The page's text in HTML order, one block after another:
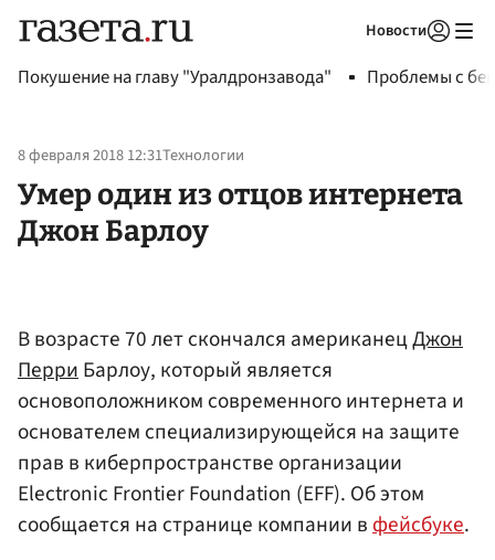
Новости
Покушение на главу "Уралдронзавода" Проблемы с
8 февраля 2018 12:31Технологии
Умер один из отцов интернета
Джон Барлоу
В возрасте 70 лет скончался американецДжон
ПерриБарлоу, который является
основоположником современного интернета и
основателем специализирующейся на защите
прав в киберпространстве организации
Electronic Frontier Foundation (EFF). Об этом
сообщается на странице компании вфейсбуке.